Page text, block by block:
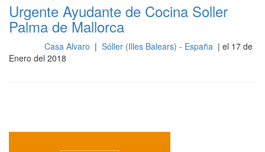
Urgente Ayudante de Cocina Soller
Palma de Mallorca
Casa Alvaro | Sóller (Illes Balears) - España | el 17 de
Enero del 2018